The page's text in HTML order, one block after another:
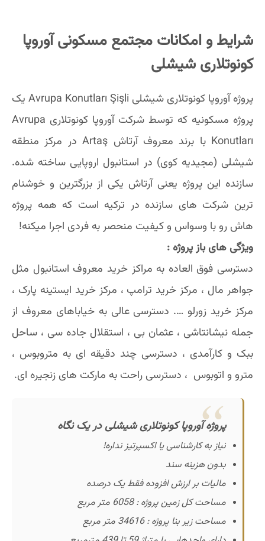
شرایط و امکانات مجتمع مسکونی آوروپا
کونوتلاری شیشلی
پروژه آوروپا کونوتلاری شیشلی Avrupa Konutları Şişli یک
پروژه مسکونیه که توسط شرکت آوروپا کونوتلاری Avrupa
Konutları با برند معروف آرتاش Artaş در مرکز منطقه
شیشلی (مجیدیه کوی) در استانبول اروپایی ساخته شده.
سازنده این پروژه یعنی آرتاش یکی از بزرگترین و خوشنام
ترین شرکت های سازنده در ترکیه است که همه پروژه
هاش رو با وسواس و کیفیت منحصر به فردی اجرا میکنه!
ویژگی های باز پروژه :
دسترسی فوق العاده به مراکز خرید معروف استانبول مثل
جواهر مال ، مرکز خرید ترامپ ، مرکز خرید ایستینه پارک ،
مرکز خرید زورلو …. دسترسی عالی به خیاباهای معروف از
جمله نیشانتاشی ، عثمان بی ، استقلال جاده سی ، ساحل
ببک و کارآمدی ، دسترسی چند دقیقه ای به متروبوس ،
مترو و اتوبوس ، دسترسی راحت به مارکت های زنجیره ای.
پروژه آوروپا کونوتلاری شیشلی در یک نگاه
نیاز به کارشناسی یا اکسپرتیز نداره!
بدون هزینه سند
مالیات بر ارزش افزوده فقط یک درصده
مساحت کل زمین پروژه : 6058 متر مربع
مساحت زیر بنا پروژه : 34616 متر مربع